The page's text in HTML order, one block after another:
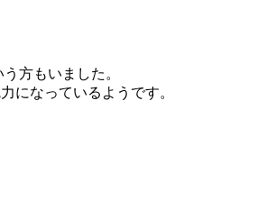
方もいました。
になっているようです。